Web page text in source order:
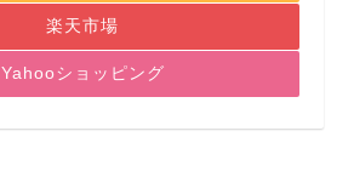
楽天市場
Yahooショッピング